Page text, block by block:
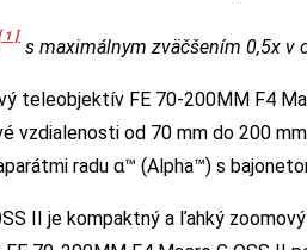
s maximálnym zväčšením 0,5x v
teleobjektív FE 70-200MM F4
vzdialenosti od 70 mm do 200
radu α™ (Alpha™) s
II je kompaktný a ľahký